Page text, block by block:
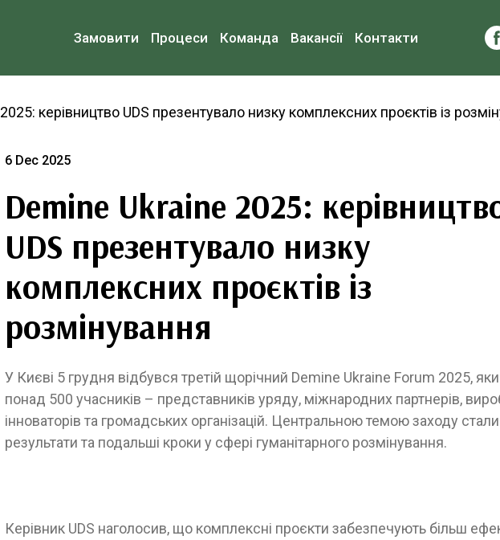
Замовити Процеси Команда Вакансії Контакти
6 Dec 2025
Demine Ukraine 2025:
UDS презентувало низку
комплексних проєктів із
розмінування
У Києві 5 грудня відбувся третій щорічний Demine Ukraine Forum 2025,
понад 500 учасників – представників уряду, міжнародних партнерів,
інноваторів та громадських організацій. Центральною темою заходу стали
результати та подальші кроки у сфері гуманітарного розмінування.
Керівник UDS наголосив, що комплексні проєкти забезпечують більш